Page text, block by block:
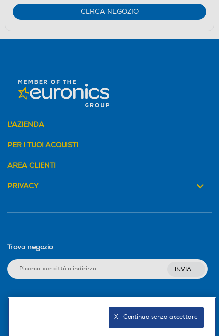
CERCA NEGOZIO
L'AZIENDA
PER I TUOI ACQUISTI
AREA CLIENTI
PRIVACY
Trova negozio
INVIA
X   Continua senza accettare